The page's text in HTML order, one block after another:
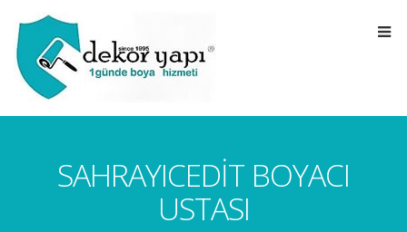
SAHRAYICEDIT BOYACI
USTASI